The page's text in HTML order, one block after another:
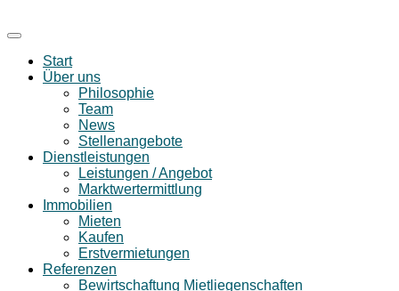
Start
Über uns
Philosophie
Team
News
Stellenangebote
Dienstleistungen
Leistungen / Angebot
Marktwertermittlung
Immobilien
Mieten
Kaufen
Erstvermietungen
Referenzen
Bewirtschaftung Mietliegenschaften